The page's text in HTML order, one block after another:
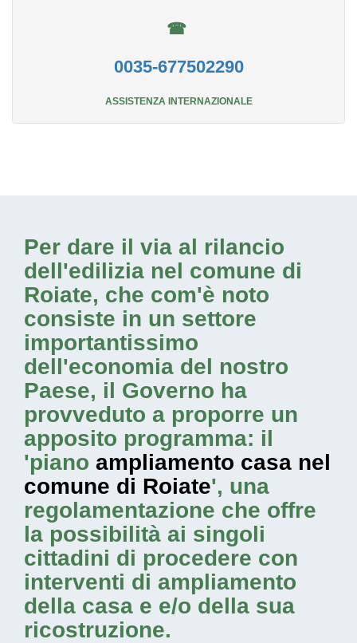
☎
0035-677502290
ASSISTENZA INTERNAZIONALE
Per dare il via al rilancio
dell'edilizia nel comune di
Roiate, che com'è noto
consiste in un settore
importantissimo
dell'economia del nostro
Paese, il Governo ha
provveduto a proporre un
apposito programma: il
'piano ampliamento casa nel
comune di Roiate', una
regolamentazione che offre
la possibilità ai singoli
cittadini di procedere con
interventi di ampliamento
della casa e e/o della sua
ricostruzione.